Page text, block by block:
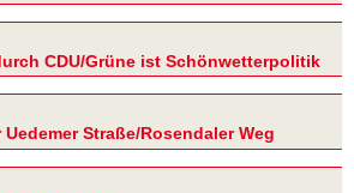
CDU/Grüne ist Schönwetterpolitik
Straße/Rosendaler Weg